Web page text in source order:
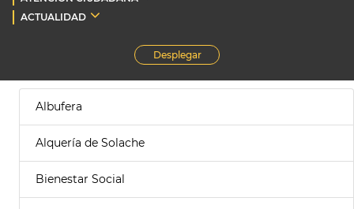
ACTUALIDAD
Desplegar
Albufera
Alquería de Solache
Bienestar Social